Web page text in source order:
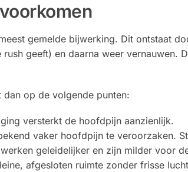
gemelde bijwerking. Dit ontstaat
geeft) en daarna weer vernauwen.
dan op de volgende punten:
versterkt de hoofdpijn aanzienlijk.
vaker hoofdpijn te veroorzaken.
geleidelijker en zijn milder voor
afgesloten ruimte zonder frisse